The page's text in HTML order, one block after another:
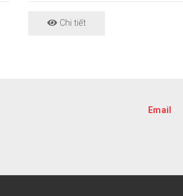
Chi tiết
Email